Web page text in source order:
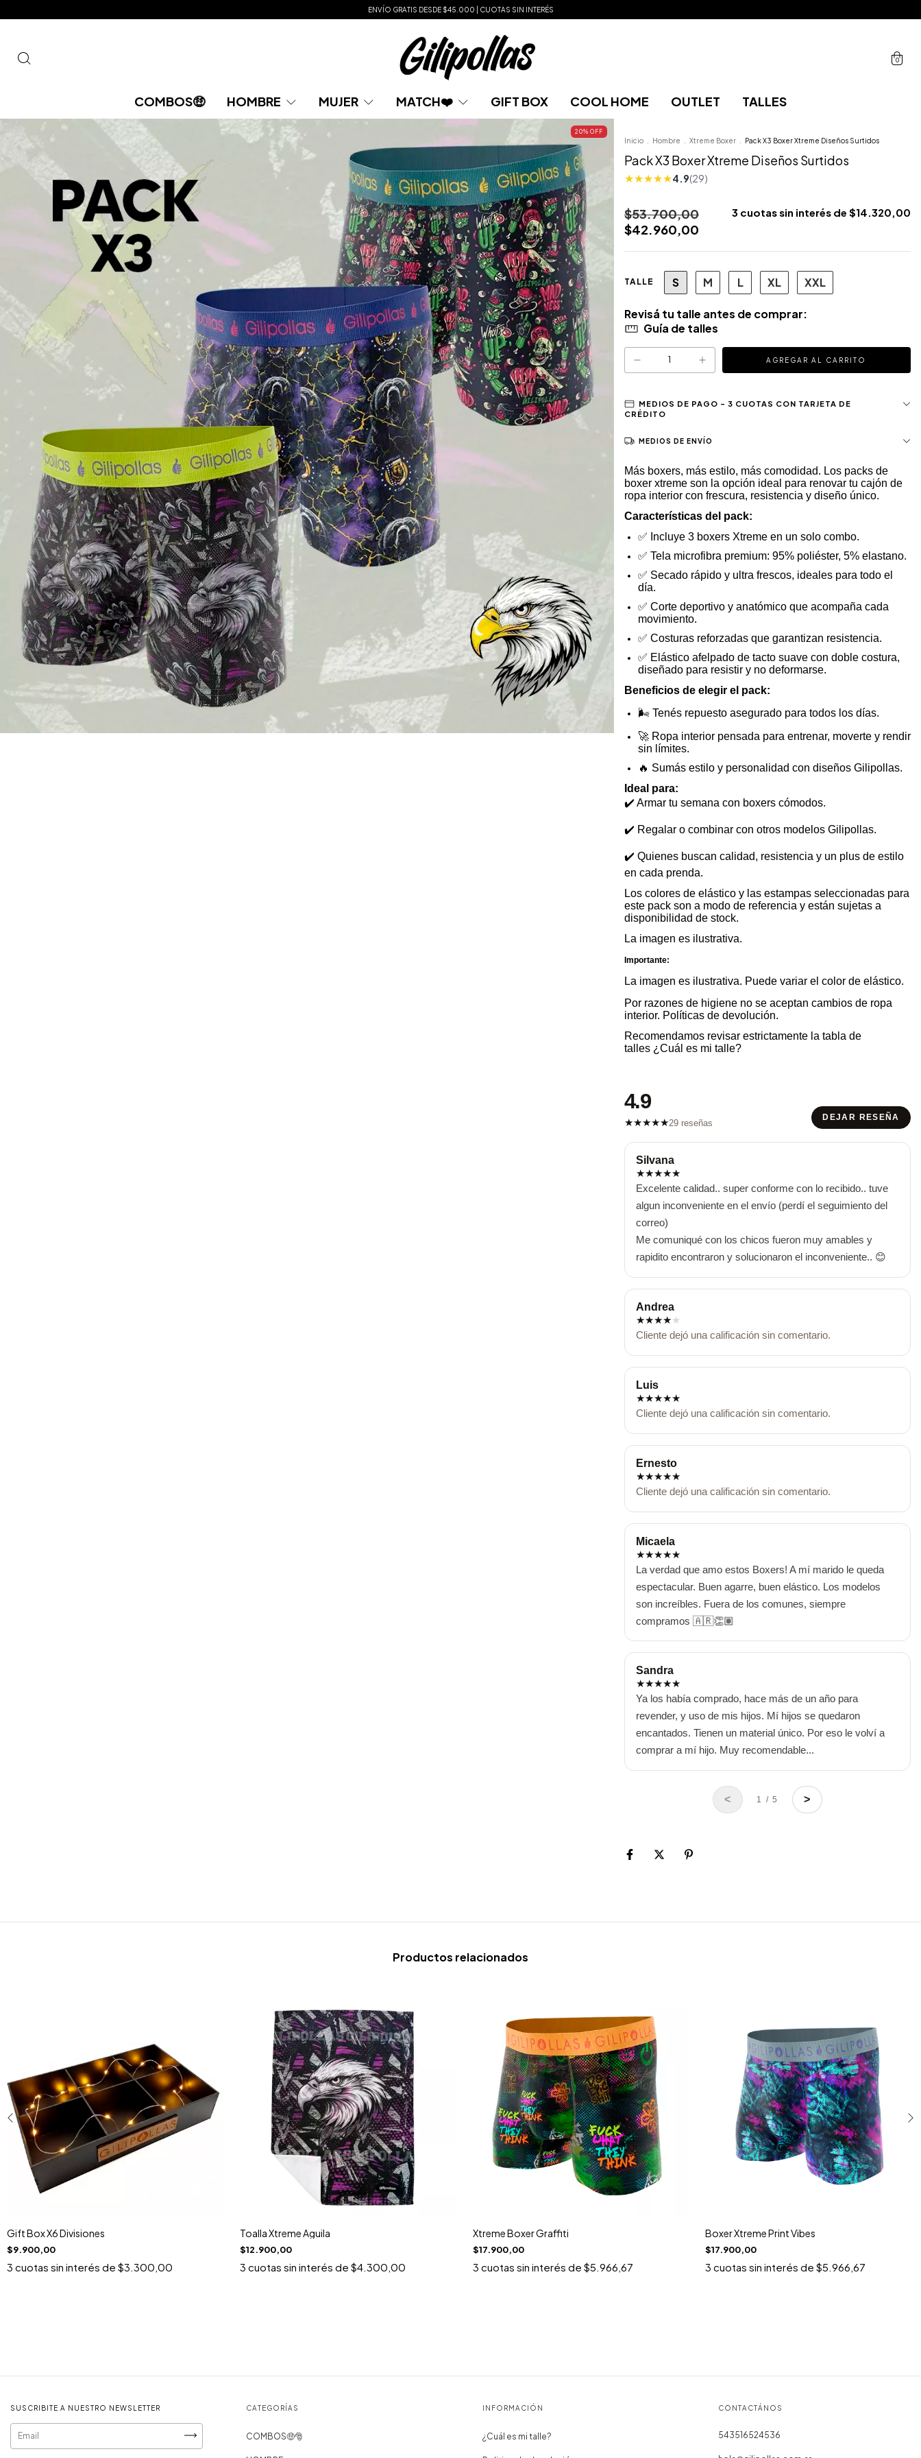
ENVÍO GRATIS DESDE $45.000 | CUOTAS SIN INTERÉS
0
COMBOS🤑​​ HOMBRE MUJER MATCH❤️ GIFT BOX COOL HOME OUTLET TALLES
20% OFF
Inicio Hombre Xtreme Boxer Pack X3 Boxer Xtreme Diseños Surtidos
Pack X3 Boxer Xtreme Diseños Surtidos
★★★★★4.9(29)
$53.700,00
$42.960,00
3 cuotas sin interés de $14.320,00
TALLE S M L XL XXL
Guía de talles
MEDIOS DE ENVÍO
Más boxers, más estilo, más comodidad. Los packs de
boxer xtreme son la opción ideal para renovar tu cajón de
ropa interior con frescura, resistencia y diseño único.
Características del pack:
✅ Incluye 3 boxers Xtreme en un solo combo.
✅ Tela microfibra premium: 95% poliéster, 5% elastano.
✅ Secado rápido y ultra frescos, ideales para todo el
día.
✅ Corte deportivo y anatómico que acompaña cada
movimiento.
✅ Costuras reforzadas que garantizan resistencia.
✅ Elástico afelpado de tacto suave con doble costura,
diseñado para resistir y no deformarse.
Beneficios de elegir el pack:
🌬 Tenés repuesto asegurado para todos los días.
🚀 Ropa interior pensada para entrenar, moverte y rendir
sin límites.
🔥 Sumás estilo y personalidad con diseños Gilipollas.
Ideal para:
✔ Armar tu semana con boxers cómodos.
✔ Regalar o combinar con otros modelos Gilipollas.
✔ Quienes buscan calidad, resistencia y un plus de estilo
en cada prenda.
Los colores de elástico y las estampas seleccionadas para
este pack son a modo de referencia y están sujetas a
disponibilidad de stock.
La imagen es ilustrativa.
Importante:
La imagen es ilustrativa. Puede variar el color de elástico.
Por razones de higiene no se aceptan cambios de ropa
interior. Políticas de devolución.
Recomendamos revisar estrictamente la tabla de
talles ¿Cuál es mi talle?
4.9
★★★★★29 reseñas
DEJAR RESEÑA
Silvana
★★★★★
Excelente calidad.. super conforme con lo recibido.. tuve
algun inconveniente en el envío (perdí el seguimiento del
correo)
Me comuniqué con los chicos fueron muy amables y
rapidito encontraron y solucionaron el inconveniente.. 😊
Andrea
★★★★★
Cliente dejó una calificación sin comentario.
Luis
★★★★★
Cliente dejó una calificación sin comentario.
Ernesto
★★★★★
Cliente dejó una calificación sin comentario.
Micaela
★★★★★
La verdad que amo estos Boxers! A mí marido le queda
espectacular. Buen agarre, buen elástico. Los modelos
son increíbles. Fuera de los comunes, siempre
compramos 🇦🇷👏🏽
Sandra
★★★★★
Ya los había comprado, hace más de un año para
revender, y uso de mis hijos. Mí hijos se quedaron
encantados. Tienen un material único. Por eso le volví a
comprar a mí hijo. Muy recomendable...
< 1 / 5 >
Productos relacionados
Gift Box X6 Divisiones
$9.900,00
3 cuotas sin interés de $3.300,00
Toalla Xtreme Aguila
$12.900,00
3 cuotas sin interés de $4.300,00
Xtreme Boxer Graffiti
$17.900,00
3 cuotas sin interés de $5.966,67
Boxer Xtreme Print Vibes
$17.900,00
3 cuotas sin interés de$5.966,67
SUSCRIBITE A NUESTRO NEWSLETTER CATEGORÍAS
COMBOS🤑​​
INFORMACIÓN
¿Cuál es mi talle?
CONTACTÁNOS
543516524536